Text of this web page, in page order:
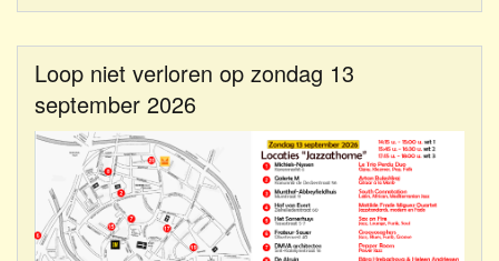
Community
Loop niet verloren op zondag 13
september 2026